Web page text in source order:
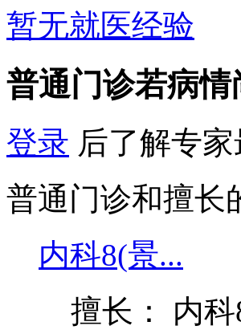
暂无就医经验
普通门诊若病情
登录 后了解专
普通门诊和擅长
内科8(景...
擅长： 内